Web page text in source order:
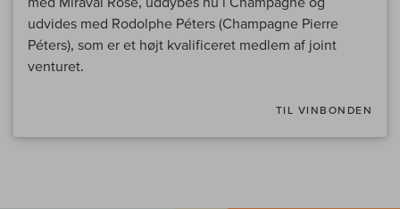
udvides med Rodolphe Péters (Champagne Pierre
Péters), som er et højt kvalificeret medlem af joint
venturet.
TIL VINBONDEN